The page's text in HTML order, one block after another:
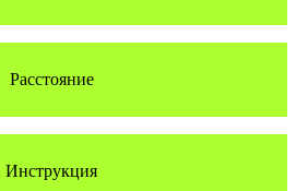
Расстояние
Инструкция